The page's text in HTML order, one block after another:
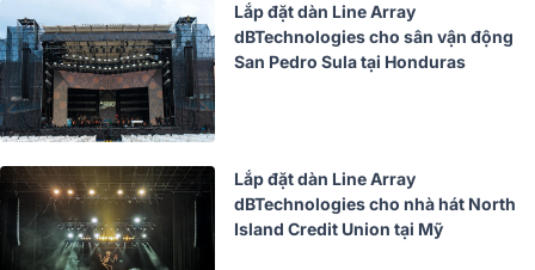
Lắp đặt dàn Line Array
dBTechnologies cho sân vận động
San Pedro Sula tại Honduras
Lắp đặt dàn Line Array
dBTechnologies cho nhà hát North
Island Credit Union tại Mỹ